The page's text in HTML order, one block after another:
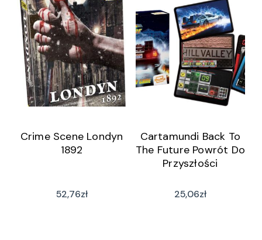
Crime Scene Londyn
1892
52,76zł
Cartamundi Back To
The Future Powrót Do
Przyszłości
25,06zł